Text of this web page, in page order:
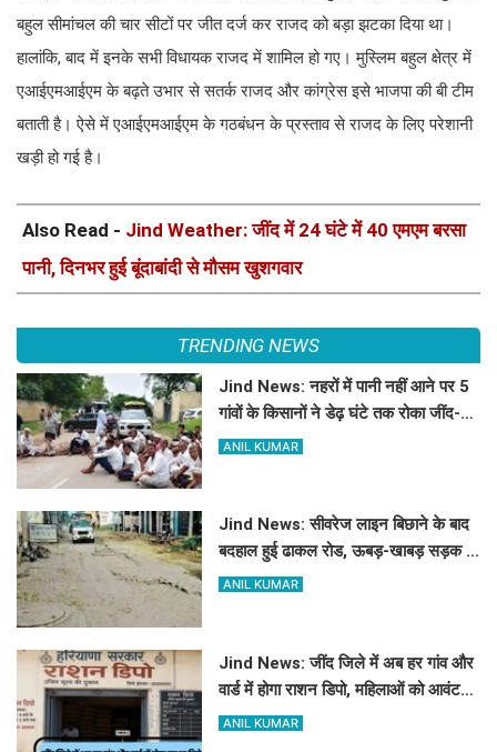
बहुल सीमांचल की चार सीटों पर जीत दर्ज कर राजद को बड़ा झटका दिया था।
हालांकि, बाद में इनके सभी विधायक राजद में शामिल हो गए। मुस्लिम बहुल क्षेत्र में
एआईएमआईएम के बढ़ते उभार से सतर्क राजद और कांग्रेस इसे भाजपा की बी टीम
बताती है। ऐसे में एआईएमआईएम के गठबंधन के प्रस्ताव से राजद के लिए परेशानी
खड़ी हो गई है।
Also Read - Jind Weather: जींद में 24 घंटे में 40 एमएम बरसा
पानी, दिनभर हुई बूंदाबांदी से मौसम खुशगवार
TRENDING NEWS
Jind News: नहरों में पानी नहीं आने पर 5
गांवों के किसानों ने डेढ़ घंटे तक रोका जींद-
सफीदों सड़क मार्ग
ANIL KUMAR
Jind News: सीवरेज लाइन बिछाने के बाद
बदहाल हुई ढाकल रोड, ऊबड़-खाबड़ सड़क से
रोजाना जूझ रहे वाहन चालक
ANIL KUMAR
Jind News: जींद जिले में अब हर गांव और
वार्ड में होगा राशन डिपो, महिलाओं को आवंटन
में मिलेगी प्राथमिकता
ANIL KUMAR